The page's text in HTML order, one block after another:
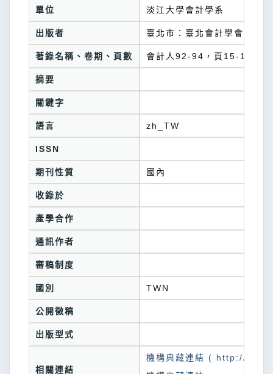
單位 淡江大學會計學系
出版者 臺北市：臺北會計學會
著錄名稱、卷期、頁數 會計人92-94，頁15-19
摘要
關鍵字
語言 zh_TW
ISSN
期刊性質 國內
收錄於
產學合作
通訊作者
審稿制度
國別 TWN
公開徵稿
出版型式
相關連結
機構典藏連結 ( http://